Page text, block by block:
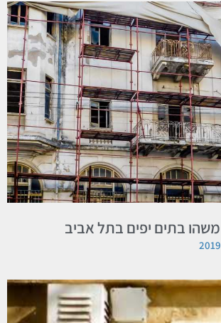
בתים יפים בתל אביב